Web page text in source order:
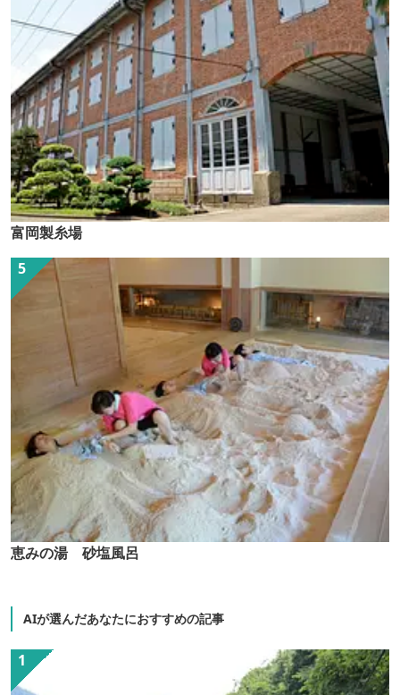
富岡製糸場
恵みの湯 砂塩風呂
AIが選んだあなたにおすすめの記事